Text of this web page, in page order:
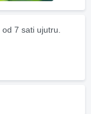
7 sati ujutru.